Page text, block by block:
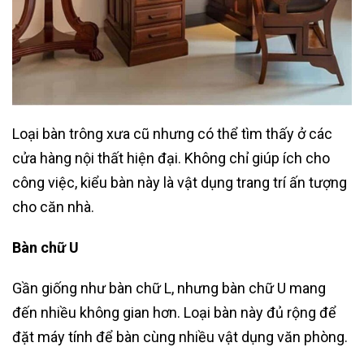
Loại bàn trông xưa cũ nhưng có thể tìm thấy ở các
cửa hàng nội thất hiện đại. Không chỉ giúp ích cho
công việc, kiểu bàn này là vật dụng trang trí ấn tượng
cho căn nhà.
Bàn chữ U
Gần giống như bàn chữ L, nhưng bàn chữ U mang
đến nhiều không gian hơn. Loại bàn này đủ rộng để
đặt máy tính để bàn cùng nhiều vật dụng văn phòng.